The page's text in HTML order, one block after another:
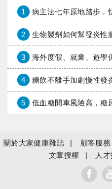
1 病主法七年原地踏步，
2 生物製劑如何幫發炎性腸道疾病患者
3 海外度假、就業、遊學保障加倍，富邦產
4 糖飲不離手加劇慢性發炎
5 低血糖開車風險高，糖
關於大家健康雜誌 顧客服務
文章授權
人